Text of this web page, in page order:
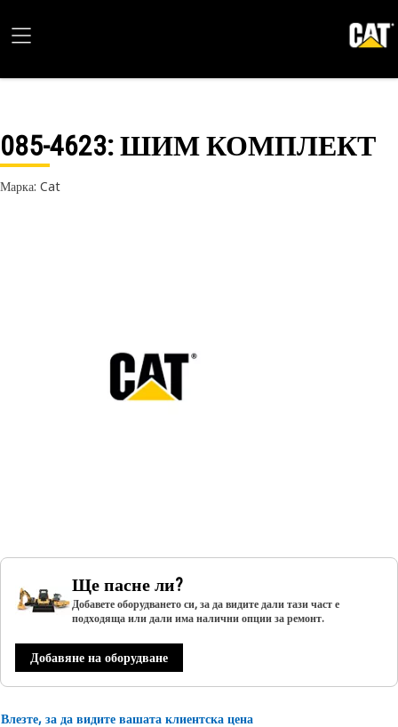
085-4623: ШИМ КОМПЛЕКТ
Марка: Cat
Ще пасне ли?
Добавете оборудването си, за да видите дали тази част е
подходяща или дали има налични опции за ремонт.
Добавяне на оборудване
Влезте, за да видите вашата клиентска цена